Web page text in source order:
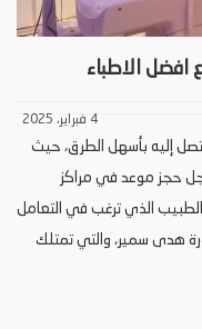
افضل الاطباء
4 فبراير، 2025
إليه بأسهل الطرق، حيث
حجز موعد في مراكز
الطبيب الذي ترغب في التعامل
هدى سمير، والتي تمتلك